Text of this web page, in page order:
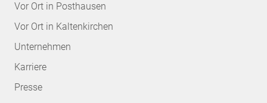
Vor Ort in Posthausen
Vor Ort in Kaltenkirchen
Unternehmen
Karriere
Presse